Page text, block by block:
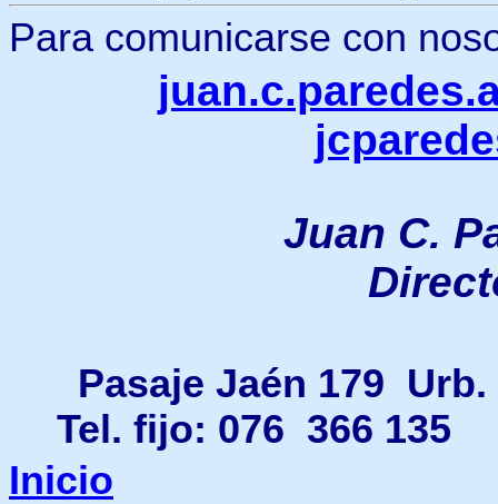
Para comunicarse con
Juan C.
Pasaje Jaén 179
Tel. fijo: 076 366
Inicio